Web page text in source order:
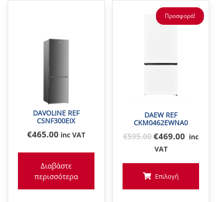
DAVOLINE REF
CSNF300EIX
€465.00 inc VAT
Διαβάστε
περισσότερα
Προσφορά!
DAEW REF
CKM0462EWNA0
€595.00Original
price
€595
€469.00 inc
VAT
Επιλογή